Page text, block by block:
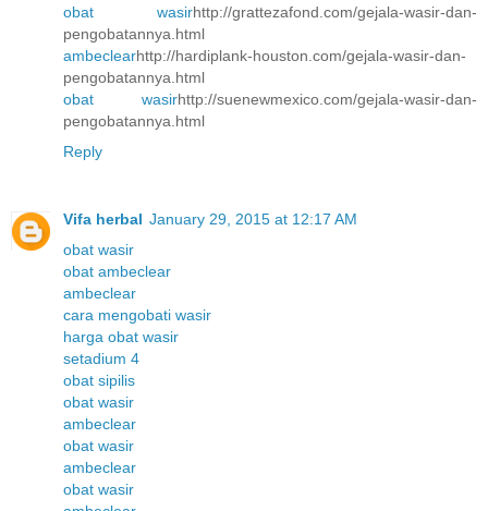
obat wasirhttp://grattezafond.com/gejala-wasir-dan-
pengobatannya.html
ambeclearhttp://hardiplank-houston.com/gejala-wasir-dan-
pengobatannya.html
obat wasirhttp://suenewmexico.com/gejala-wasir-dan-
pengobatannya.html
Reply
Vifa herbal January 29, 2015 at 12:17 AM
obat wasir
obat ambeclear
ambeclear
cara mengobati wasir
harga obat wasir
setadium 4
obat sipilis
obat wasir
ambeclear
obat wasir
ambeclear
obat wasir